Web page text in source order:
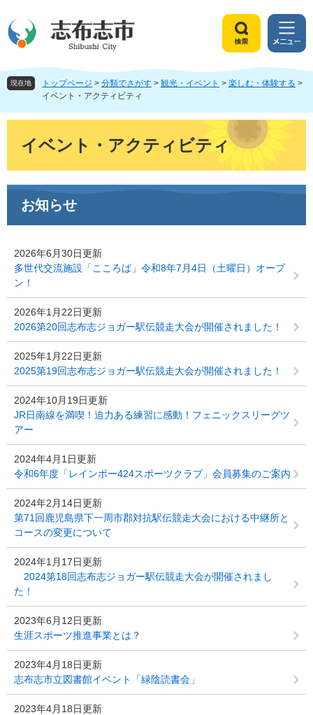
ジ
頭
ュ
飛
へ
索
メ
ニ
ュ
ー
現在地 トップページ > 分類でさがす > 観光・イベント > 楽しむ・体験する >
イベント・アクティビティ
イベント・アクティビティ
お知らせ
2026年6月30日更新
多世代交流施設「こころば」令和8年7月4日（土曜日）オープ
ン！
2026年1月22日更新
2026第20回志布志ジョガー駅伝競走大会が開催されました！
2025年1月22日更新
2025第19回志布志ジョガー駅伝競走大会が開催されました！
2024年10月19日更新
JR日南線を満喫！迫力ある練習に感動！フェニックスリーグツ
アー
2024年4月1日更新
令和6年度「レインボー424スポーツクラブ」会員募集のご案内
2024年2月14日更新
第71回鹿児島県下一周市郡対抗駅伝競走大会における中継所と
コースの変更について
2024年1月17日更新
2024第18回志布志ジョガー駅伝競走大会が開催されまし
た！
2023年6月12日更新
生涯スポーツ推進事業とは？
2023年4月18日更新
志布志市立図書館イベント「緑陰読書会」
2023年4月18日更新